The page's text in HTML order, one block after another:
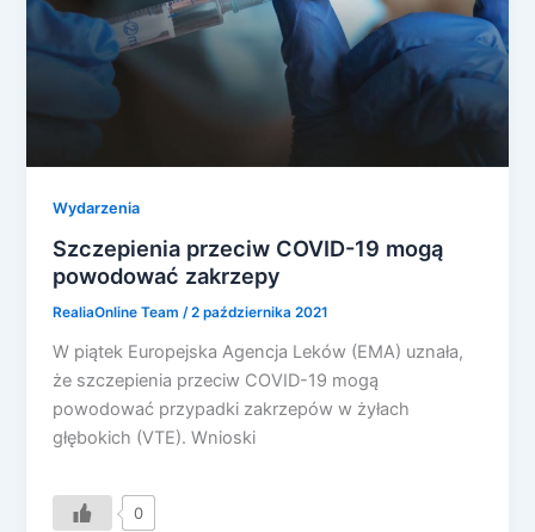
Wydarzenia
Szczepienia przeciw COVID-19 mogą
powodować zakrzepy
RealiaOnline Team/2 października 2021
W piątek Europejska Agencja Leków (EMA) uznała,
że szczepienia przeciw COVID-19 mogą
powodować przypadki zakrzepów w żyłach
głębokich (VTE). Wnioski
0